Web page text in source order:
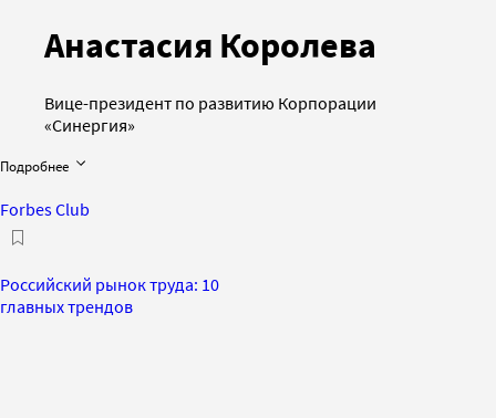
Анастасия Королева
Вице-президент по развитию Корпорации
«Синергия»
Подробнее
Forbes Club
Российский рынок труда: 10
главных трендов